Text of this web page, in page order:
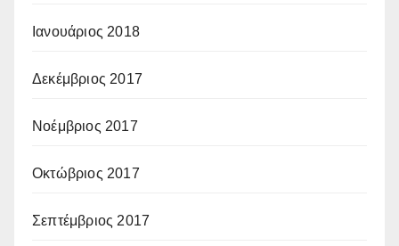
Ιανουάριος 2018
Δεκέμβριος 2017
Νοέμβριος 2017
Οκτώβριος 2017
Σεπτέμβριος 2017